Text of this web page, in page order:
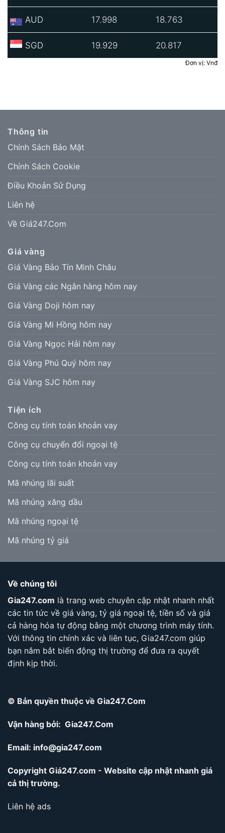
AUD 17.998 18.763
SGD 19.929 20.817
Đơn vị: Vnđ
Thông tin
Chính Sách Bảo Mật
Chính Sách Cookie
Điều Khoản Sử Dụng
Liên hệ
Về Giá247.Com
Giá vàng
Giá Vàng Bảo Tín Minh Châu
Giá Vàng các Ngân hàng hôm nay
Giá Vàng Doji hôm nay
Giá Vàng Mi Hồng hôm nay
Giá Vàng Ngọc Hải hôm nay
Giá Vàng Phú Quý hôm nay
Giá Vàng SJC hôm nay
Tiện ích
Công cụ tính toán khoản vay
Công cụ chuyển đổi ngoại tệ
Công cụ tính toán khoản vay
Mã nhúng lãi suất
Mã nhúng xăng dầu
Mã nhúng ngoại tệ
Mã nhúng tỷ giá
Về chúng tôi
Gia247.com là trang web chuyên cập nhật nhanh nhất
các tin tức về giá vàng, tỷ giá ngoại tệ, tiền số và giá
cả hàng hóa tự động bằng một chương trình máy tính.
Với thông tin chính xác và liên tục, Gia247.com giúp
bạn nắm bắt biến động thị trường để đưa ra quyết
định kịp thời.
© Bản quyền thuộc về Gia247.Com
Vận hàng bởi: Gia247.Com
Email: info@gia247.com
Copyright Giá247.com - Website cập nhật nhanh giá
cả thị trường.
Liên hệ ads